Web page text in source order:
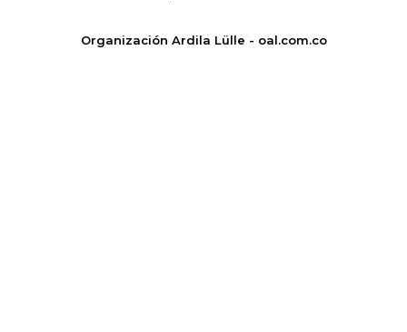
Organización Ardila Lülle - oal.com.co